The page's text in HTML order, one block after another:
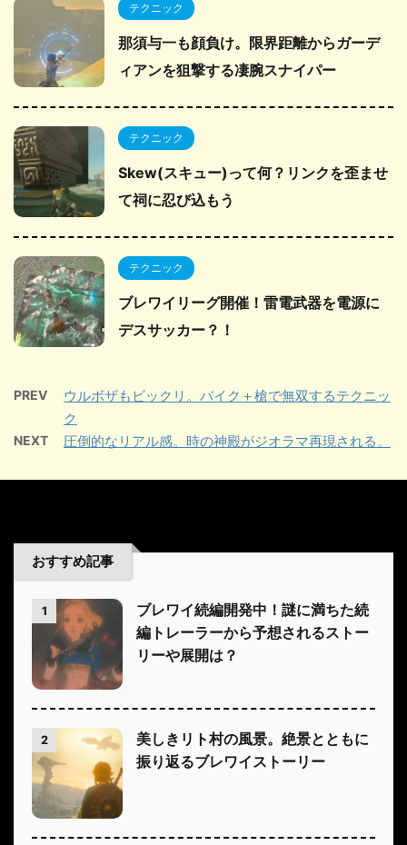
テクニック
那須与一も顔負け。限界距離からガーデ
ィアンを狙撃する凄腕スナイパー
テクニック
Skew(スキュー)って何？リンクを歪ませ
て祠に忍び込もう
テクニック
ブレワイリーグ開催！雷電武器を電源に
デスサッカー？！
PREV
ウルボザもビックリ。バイク＋槍で無双するテクニッ
ク
NEXT 圧倒的なリアル感。時の神殿がジオラマ再現される。
おすすめ記事
1
ブレワイ続編開発中！謎に満ちた続
編トレーラーから予想されるストー
リーや展開は？
2
美しきリト村の風景。絶景とともに
振り返るブレワイストーリー